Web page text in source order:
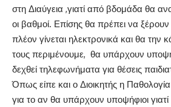
στη Διαύγεια ,γιατί από βδομάδα θα
οι βαθμοί. Επίσης θα πρέπει να ξέρουν
πλέον γίνεται ηλεκτρονικά και θα την
τους περιμένουμε, θα υπάρχουν
δεχθεί τηλεφωνήματα για θέσεις
Όπως είπε και ο Διοικητής η
για το αν θα υπάρχουν υποψήφιοι